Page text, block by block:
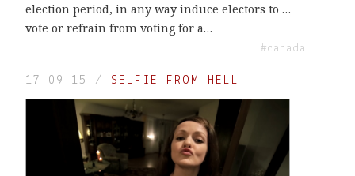
election period, in any way induce electors to …
vote or refrain from voting for a…
#canada
17·09·15 / SELFIE FROM HELL